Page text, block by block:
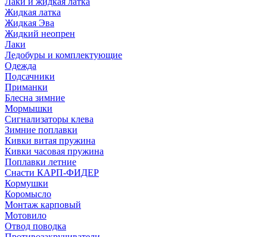
Жидкая латка
Жидкая Эва
Жидкий неопрен
Лаки
Ледобуры и комплектующие
Одежда
Подсачники
Приманки
Блесна зимние
Мормышки
Сигнализаторы клева
Зимние поплавки
Кивки витая пружина
Кивки часовая пружина
Поплавки летние
Снасти КАРП-ФИДЕР
Кормушки
Коромысло
Монтаж карповый
Мотовило
Отвод поводка